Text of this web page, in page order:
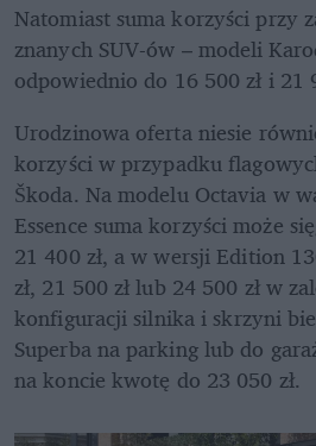
Natomiast suma korzyści przy
znanych SUV-ów – modeli
odpowiednio do 16 500 zł i 21
Urodzinowa oferta niesie
korzyści w przypadku
Škoda. Na modelu Octavia w
Essence suma korzyści może
21 400 zł, a w wersji Edition
zł, 21 500 zł lub 24 500 zł w
konfiguracji silnika i skrzyni
Superba na parking lub do
na koncie kwotę do 23 050 zł.